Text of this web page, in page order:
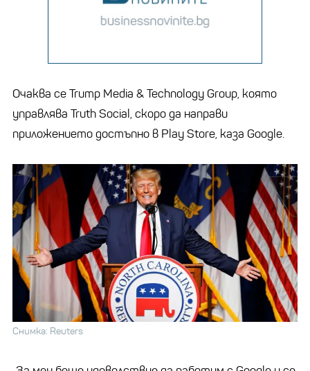
Очаква се Trump Media & Technology Group, която
управлява Truth Social, скоро да направи
приложението достъпно в Play Store, каза Google.
Снимка: Reuters